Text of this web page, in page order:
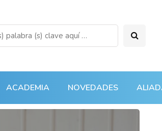
ACADEMIA NOVEDADES